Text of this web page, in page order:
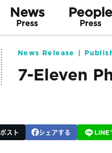
News
Press
People
Press
News Release
7-Eleven
ポスト シェアする LINE